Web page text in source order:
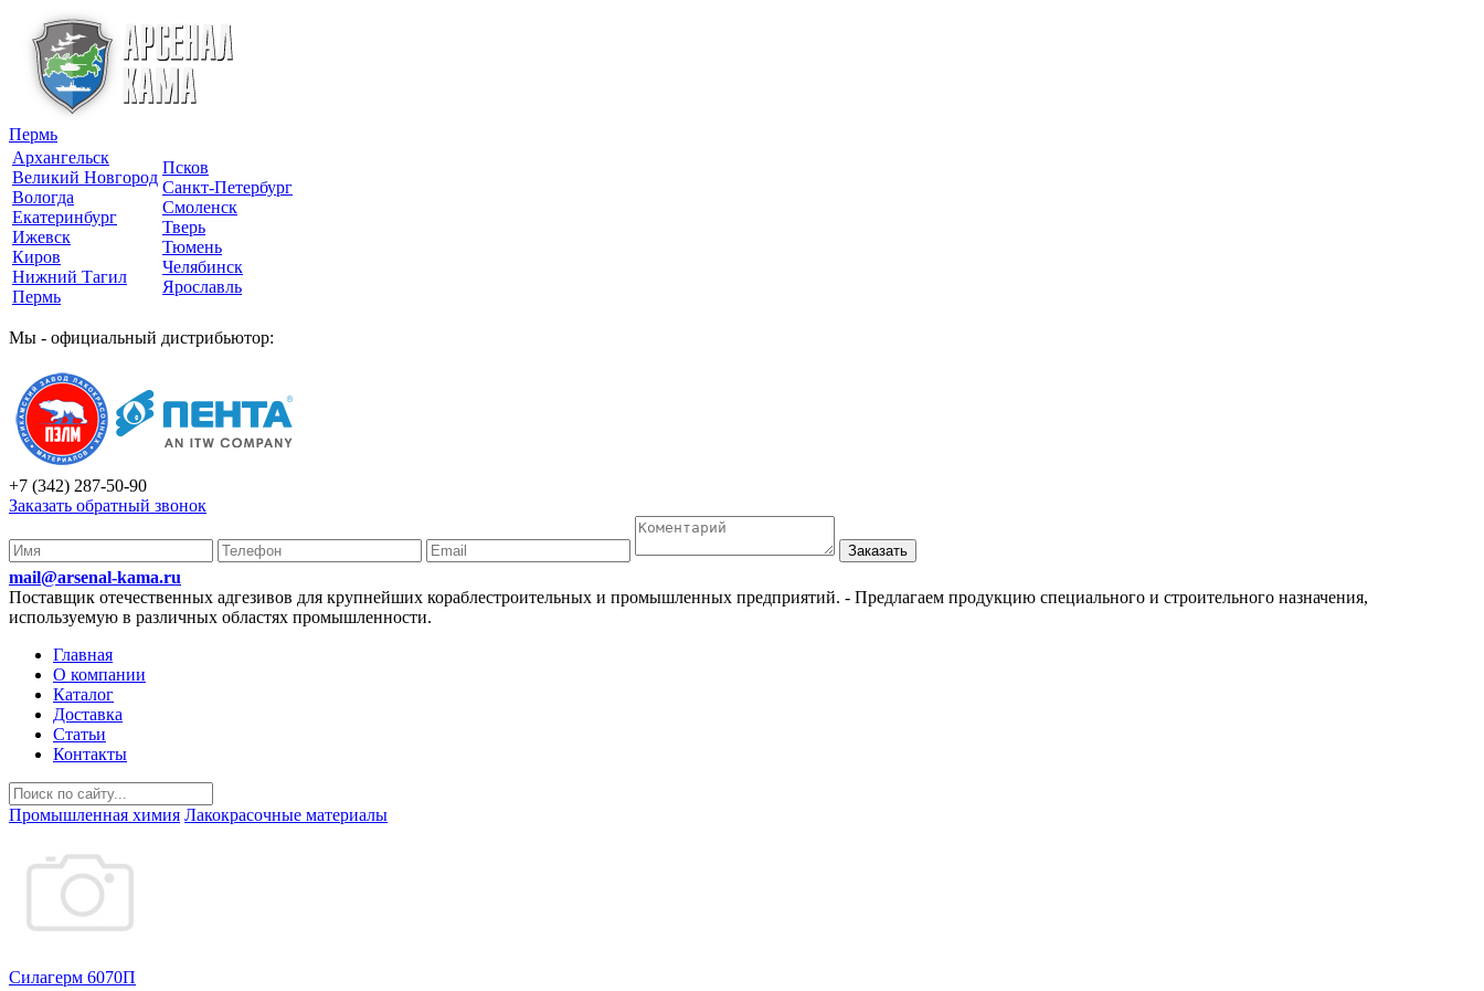
Пермь
Архангельск
Великий Новгород
Вологда
Екатеринбург
Ижевск
Киров
Нижний Тагил
Пермь
Псков
Санкт-Петербург
Смоленск
Тверь
Тюмень
Челябинск
Ярославль
Мы - официальный дистрибьютор:
+7 (342) 287-50-90
Заказать обратный звонок
Заказать
mail@arsenal-kama.ru
Поставщик отечественных адгезивов для крупнейших кораблестроительных и промышленных предприятий. - Предлагаем продукцию специального и строительного назначения,
используемую в различных областях промышленности.
Главная
О компании
Каталог
Доставка
Статьи
Контакты
Промышленная химия Лакокрасочные материалы
Силагерм 6070П